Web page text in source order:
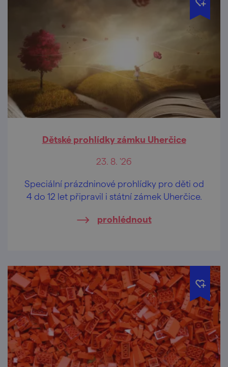
Dětské prohlídky zámku Uherčice
23. 8. '26
Speciální prázdninové prohlídky pro děti od
4 do 12 let připravil i státní zámek Uherčice.
prohlédnout